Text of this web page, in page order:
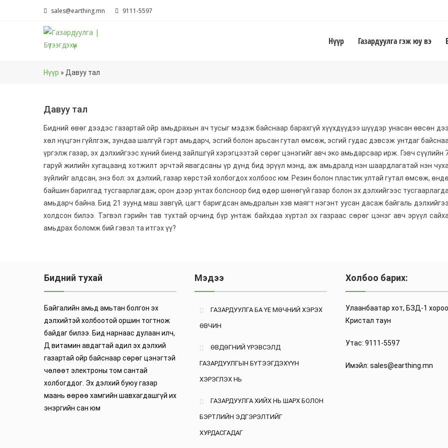
sales@earthing.mn 9111-5597
Нүүр Газардуулга гэж юу вэ
Нүүр » Давуу тал
Давуу тал
Бидний өвөг дээдэс газартай ойр амьдрахын ач тусыг мэдэж байснаар барахгүй хүүхдүүдээ шүүдэр унасан өвсөн
хөл нүцгэн гүйлгэж, зундаа шалгүй гэрт амьдарч, эсгий болон арьсан гутал өмсөж, эсгий гудас дэвсэж унтдаг
үргэлж газар, эх дэлхийгээс хүний биенд зайлшгүй хэрэгцээтэй сөрөг цэнэгийг авч эко амьдарсаар ирж. Гэвч сүүлийн
гаруй жилийн хугацаанд хотжилт эрчтэй явагдсаны үр дүнд бид эрүүл мэнд, аж амьдралд нэн шаардлагатай нэн
зүйлийг алдсан, энэ бол: эх дэлхий, газар хөрстэй холбогдох холбоос юм. Резин болон пластик ултай гутал өмсөж,
байшин барилгад тусгаарлагдаж, орон дээр унтах болсноор бид өдөр шөнөгүй газар болон эх дэлхийгээс
амьдарч байна. Бид 21 зуунд маш завгүй, цагт баригдсан амьдралын хэв маягт нэгэнт уусан дасаж байгаль
холдсон билээ. Тэгвэл гэрийн тав тухтай орчинд бүр унтаж байхдаа хүртэл эх газраас сөрөг цэнэг авч эрүүл
амьдрах боломж бий гэвэл та итгэх үү?
Бидний тухай
Байгалийн амьд амьтан болгон эх
дэлхийтэй холбоотой оршин тогтнож
байдаг билээ. Бид нарнаас дулаан илч,
Д витамин авдагтай адил эх дэлхий
газартай ойр байснаар сөрөг цэнэгтэй
чөлөөт электроны том сантай
холбогддог. Эх дэлхий буюу газар
маань өөрөө хамгийн шавхагдашгүй их
энэргийн сан юм
Мэдээ
ГАЗАРДУУЛГА БА ҮЕ МӨЧНИЙ ХЭРЭХ
ӨВЧИН
ӨВДӨГНИЙ ҮРЭВСЭЛД
ГАЗАРДУУЛГЫН БҮТЭЭГДЭХҮҮН
ХЭРЭГЛЭХ НЬ
ГАЗАРДУУЛГА ХИЙХ НЬ ШАРХ БОЛОН
БЭРТЛИЙН ЭДГЭРЭЛТИЙГ
ХУРДАСГАДАГ
Холбоо барих:
Улаанбаатар хот, БЗД-1
Кристал таун
Утас: 9111-5597
Имэйл: sales@earthing.mn